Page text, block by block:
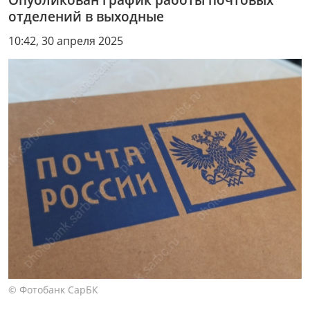
отделений в выходные
10:42, 30 апреля 2025
© Фотобанк СарБК